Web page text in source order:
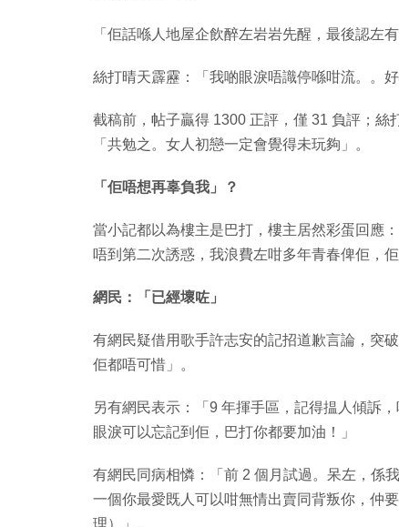
「佢話喺人地屋企飲醉左岩岩先醒，最後認左有
絲打晴天霹靂：「我啲眼淚唔識停喺咁流。。
截稿前，帖子贏得 1300 正評，僅 31 負評；絲
「共勉之。女人初戀一定會覺得未玩夠」。
「佢唔想再辜負我」？
當小記都以為樓主是巴打，樓主居然彩蛋回應
唔到第二次誘惑，我浪費左咁多年青春俾佢，佢
網民：「已經壞咗」
有網民疑借用歌手許志安的記招道歉言論，突
佢都唔可惜」。
另有網民表示：「9 年揮手區，記得揾人傾訴
眼淚可以忘記到佢，巴打你都要加油！」
有網民同病相憐：「前 2 個月試過。呆左，係
一個你最愛既人可以咁無情出賣同背叛你，仲
理）」。